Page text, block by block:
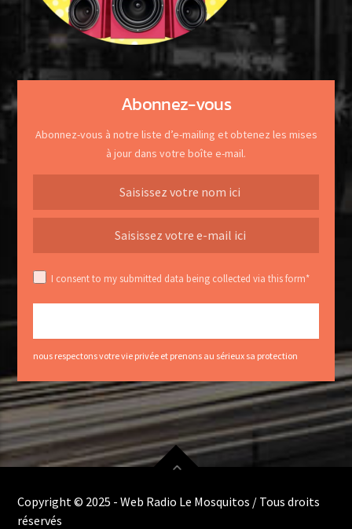
Abonnez-vous
Abonnez-vous à notre liste d’e-mailing et obtenez les mises
à jour dans votre boîte e-mail.
I consent to my submitted data being collected via this form*
nous respectons votre vie privée et prenons au sérieux sa protection
Copyright © 2025 - Web Radio Le Mosquitos / Tous droits
réservés